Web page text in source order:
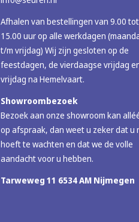
Afhalen van bestellingen van 9.00 tot
15.00 uur op alle werkdagen
t/m vrijdag) Wij zijn gesloten op de
feestdagen, de vierdaagse vrijdag
vrijdag na Hemelvaart.
Showroombezoek
Bezoek aan onze showroom kan
op afspraak, dan weet u zeker dat u
hoeft te wachten en dat we de volle
aandacht voor u hebben.
Tarweweg 11 6534 AM Nijmegen